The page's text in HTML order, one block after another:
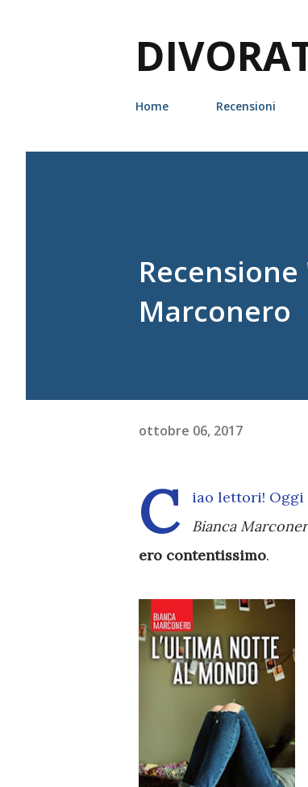
Home Recensioni
Marconero
ottobre 06, 2017
C iao lettori! Oggi
Bianca
ero contentissimo.